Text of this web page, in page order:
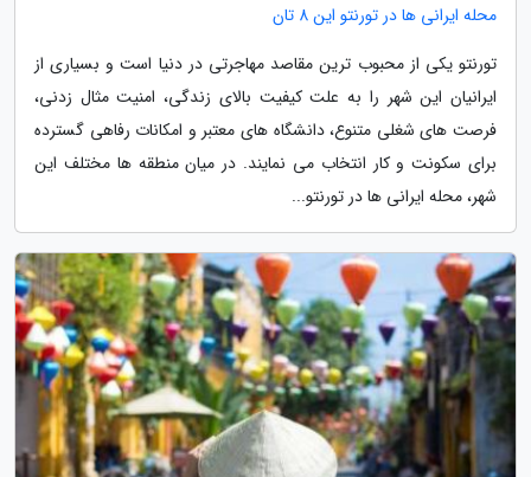
محله ایرانی ها در تورنتو این 8 تان
تورنتو یکی از محبوب ترین مقاصد مهاجرتی در دنیا است و بسیاری از
ایرانیان این شهر را به علت کیفیت بالای زندگی، امنیت مثال زدنی،
فرصت های شغلی متنوع، دانشگاه های معتبر و امکانات رفاهی گسترده
برای سکونت و کار انتخاب می نمایند. در میان منطقه ها مختلف این
شهر، محله ایرانی ها در تورنتو...